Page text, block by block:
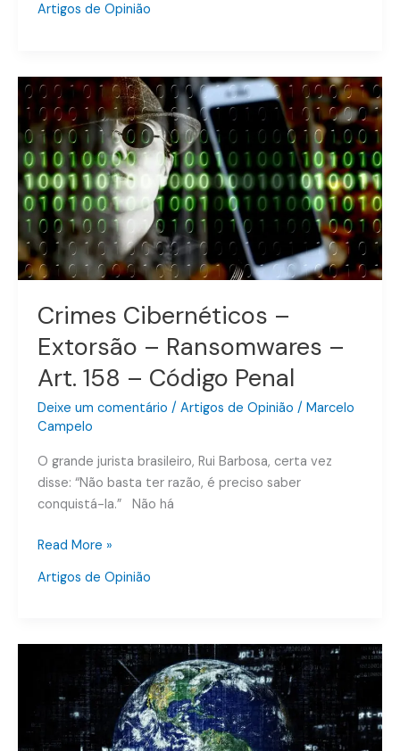
Artigos de Opinião
Crimes Cibernéticos –
Extorsão – Ransomwares –
Art. 158 – Código Penal
Deixe um comentário / Artigos de Opinião / Marcelo
Campelo
O grande jurista brasileiro, Rui Barbosa, certa vez
disse: “Não basta ter razão, é preciso saber
conquistá-la.” Não há
Crimes
Cibernéticos
–
Extorsão
–
Ransomwares
–
Art.
158
–
Penal
Read More »
Artigos de Opinião
Cibernéticos
Violação